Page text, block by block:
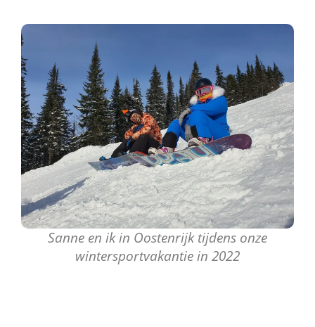
Sanne en ik in Oostenrijk tijdens onze
wintersportvakantie in 2022